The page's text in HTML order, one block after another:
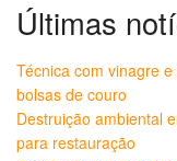
Últimas
Técnica com vinagre
bolsas de couro
Destruição ambiental
para restauração